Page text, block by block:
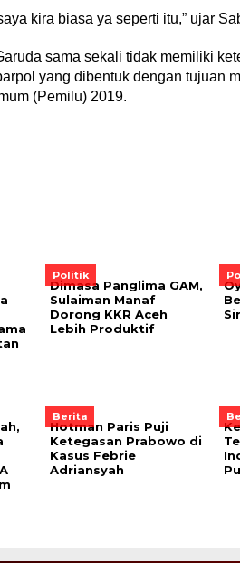
kira biasa ya seperti itu,” ujar
sama sekali tidak memiliki
yang dibentuk dengan tujuan
(Pemilu) 2019.
Politik
Dimasa Panglima GAM,
Sulaiman Manaf
Dorong KKR Aceh
Lebih Produktif
Berita
Hotman Paris Puji
Ketegasan Prabowo di
Kasus Febrie
Adriansyah